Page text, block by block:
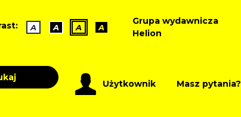
A A A A
Grupa wydawnicza
Helion
Użytkownik Masz pytania?